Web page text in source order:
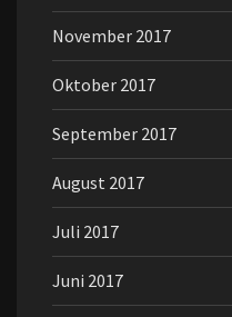
November 2017
Oktober 2017
September 2017
August 2017
Juli 2017
Juni 2017